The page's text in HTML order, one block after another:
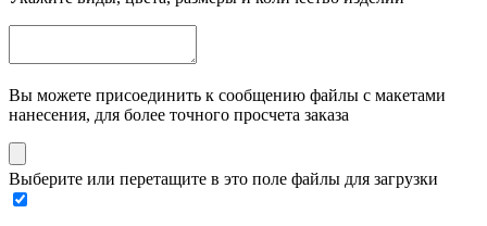
Вы можете присоединить к сообщению файлы с макетами
нанесения, для более точного просчета заказа
Выберите или перетащите в это поле файлы для загрузки